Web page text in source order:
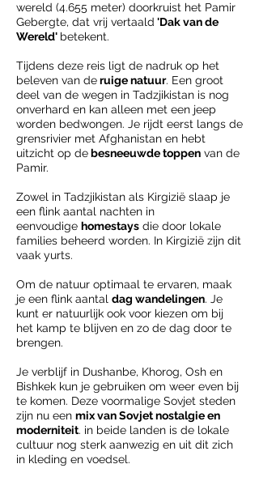
wereld (4.655 meter) doorkruist het Pamir
Gebergte, dat vrij vertaald 'Dak van de
Wereld' betekent.
Tijdens deze reis ligt de nadruk op het
beleven van deruige natuur. Een groot
deel van de wegen in Tadzjikistan is nog
onverhard en kan alleen met een jeep
worden bedwongen. Je rijdt eerst langs de
grensrivier met Afghanistan en hebt
uitzicht op debesneeuwde toppen van de
Pamir.
Zowel in Tadzjikistan als Kirgizië slaap je
een flink aantal nachten in
eenvoudige homestays die door lokale
families beheerd worden. In Kirgizië zijn dit
vaak yurts.
Om de natuur optimaal te ervaren, maak
je een flink aantal dag wandelingen. Je
kunt er natuurlijk ook voor kiezen om bij
het kamp te blijven en zo de dag door te
brengen.
Je verblijf in Dushanbe, Khorog, Osh en
Bishkek kun je gebruiken om weer even bij
te komen. Deze voormalige Sovjet steden
zijn nu een mix van Sovjet nostalgie en
moderniteit. in beide landen is de lokale
cultuur nog sterk aanwezig en uit dit zich
in kleding en voedsel.